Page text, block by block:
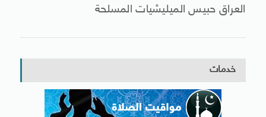
العراق حبيس الميليشيات المسلحة
خدمات